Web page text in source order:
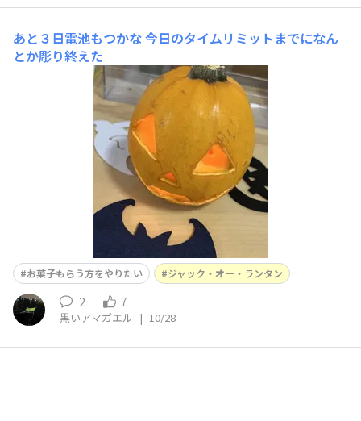
あと３日電池もつかな今日のタイムリミットまでになん
とか彫り終えた
お菓子もらう方をやりたい ジャック・オー・ランタン
2 7
黒いアマガエル | 10/28